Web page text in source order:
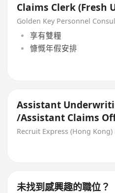
Claims Clerk (Fresh
Golden Key Personnel
享有雙糧
慷慨年假安排
Assistant
/Assistant Claims
Recruit Express (Hong
未找到感興趣的職位？